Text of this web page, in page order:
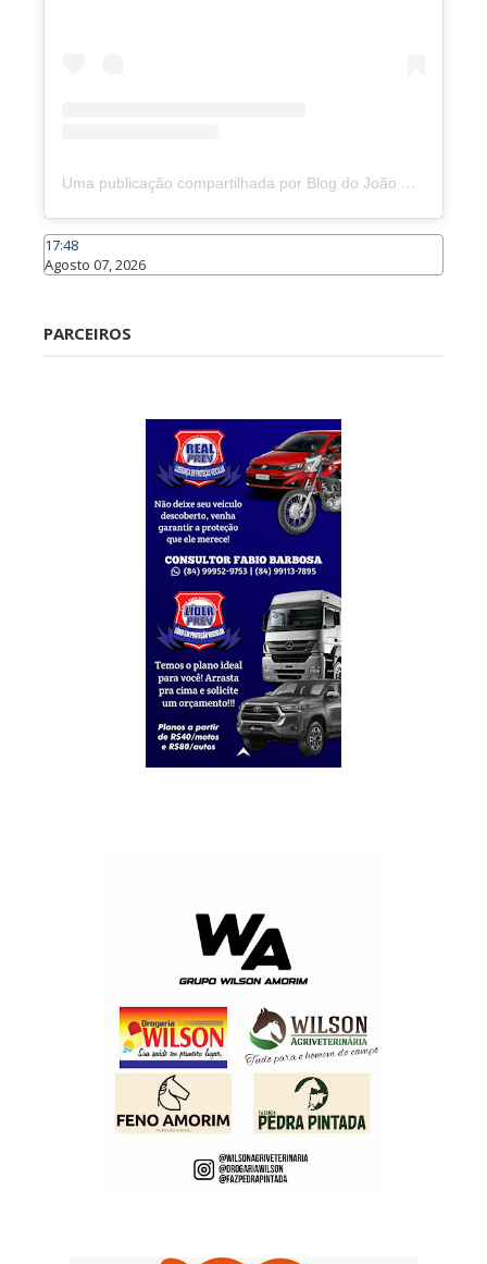
Uma publicação compartilhada por Blog do João Marcolino (@joaomarcolinoneto)
17:48
Agosto 07, 2026
PARCEIROS